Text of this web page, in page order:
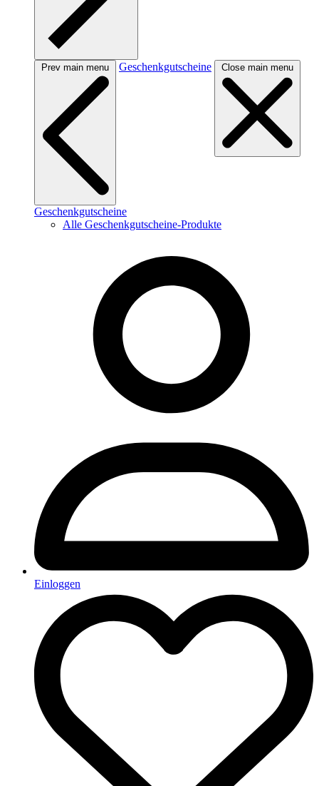
Prev main menu Geschenkgutscheine Close main menu
Geschenkgutscheine
Alle Geschenkgutscheine-Produkte
Einloggen